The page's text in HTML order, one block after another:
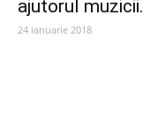
ajutorul muzicii.
24 ianuarie 2018